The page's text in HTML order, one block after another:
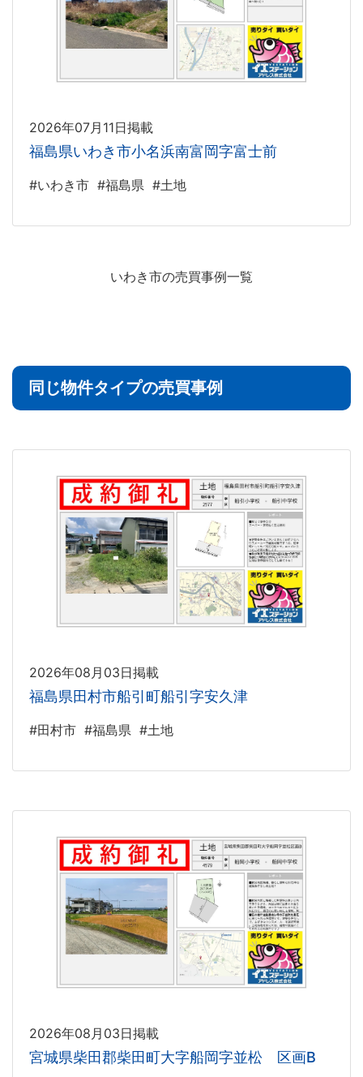
2026年07月11日掲載
福島県いわき市小名浜南富岡字富士前
#いわき市 #福島県 #土地
いわき市の売買事例一覧
同じ物件タイプの売買事例
2026年08月03日掲載
福島県田村市船引町船引字安久津
#田村市 #福島県 #土地
2026年08月03日掲載
宮城県柴田郡柴田町大字船岡字並松 区画B